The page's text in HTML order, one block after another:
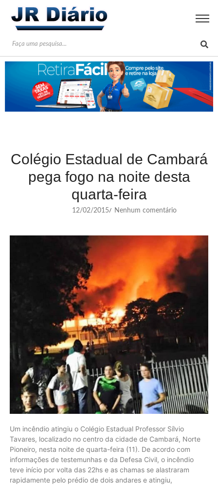
Colégio Estadual de Cambará
pega fogo na noite desta
quarta-feira
12/02/2015/ Nenhum comentário
Um incêndio atingiu o Colégio Estadual Professor Sílvio
Tavares, localizado no centro da cidade de Cambará, Norte
Pioneiro, nesta noite de quarta-feira (11). De acordo com
informações de testemunhas e da Defesa Civil, o incêndio
teve início por volta das 22hs e as chamas se alastraram
rapidamente pelo prédio de dois andares e atingiu,